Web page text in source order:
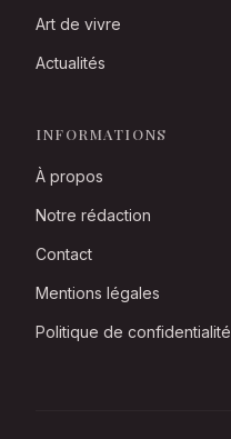
Art de vivre
Actualités
INFORMATIONS
À propos
Notre rédaction
Contact
Mentions légales
Politique de confidentialité